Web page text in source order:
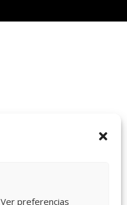
Ver preferencias